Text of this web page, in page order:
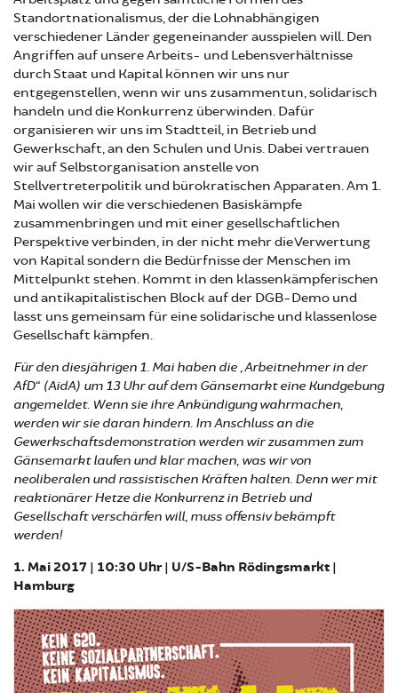
Standortnationalismus, der die Lohnabhängigen
verschiedener Länder gegeneinander ausspielen will. Den
Angriffen auf unsere Arbeits- und Lebensverhältnisse
durch Staat und Kapital können wir uns nur
entgegenstellen, wenn wir uns zusammentun, solidarisch
handeln und die Konkurrenz überwinden. Dafür
organisieren wir uns im Stadtteil, in Betrieb und
Gewerkschaft, an den Schulen und Unis. Dabei vertrauen
wir auf Selbstorganisation anstelle von
Stellvertreterpolitik und bürokratischen Apparaten. Am 1.
Mai wollen wir die verschiedenen Basiskämpfe
zusammenbringen und mit einer gesellschaftlichen
Perspektive verbinden, in der nicht mehr die Verwertung
von Kapital sondern die Bedürfnisse der Menschen im
Mittelpunkt stehen. Kommt in den klassenkämpferischen
und antikapitalistischen Block auf der DGB-Demo und
lasst uns gemeinsam für eine solidarische und klassenlose
Gesellschaft kämpfen.
Für den diesjährigen 1. Mai haben die „Arbeitnehmer in der
AfD“ (AidA) um 13 Uhr auf dem Gänsemarkt eine Kundgebung
angemeldet. Wenn sie ihre Ankündigung wahrmachen,
werden wir sie daran hindern. Im Anschluss an die
Gewerkschaftsdemonstration werden wir zusammen zum
Gänsemarkt laufen und klar machen, was wir von
neoliberalen und rassistischen Kräften halten. Denn wer mit
reaktionärer Hetze die Konkurrenz in Betrieb und
Gesellschaft verschärfen will, muss offensiv bekämpft
werden!
1. Mai 2017 | 10:30 Uhr | U/S-Bahn Rödingsmarkt |
Hamburg